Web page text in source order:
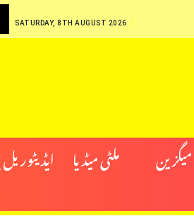
SATURDAY, 8TH AUGUST 2026
میگزین ملٹی میڈیا